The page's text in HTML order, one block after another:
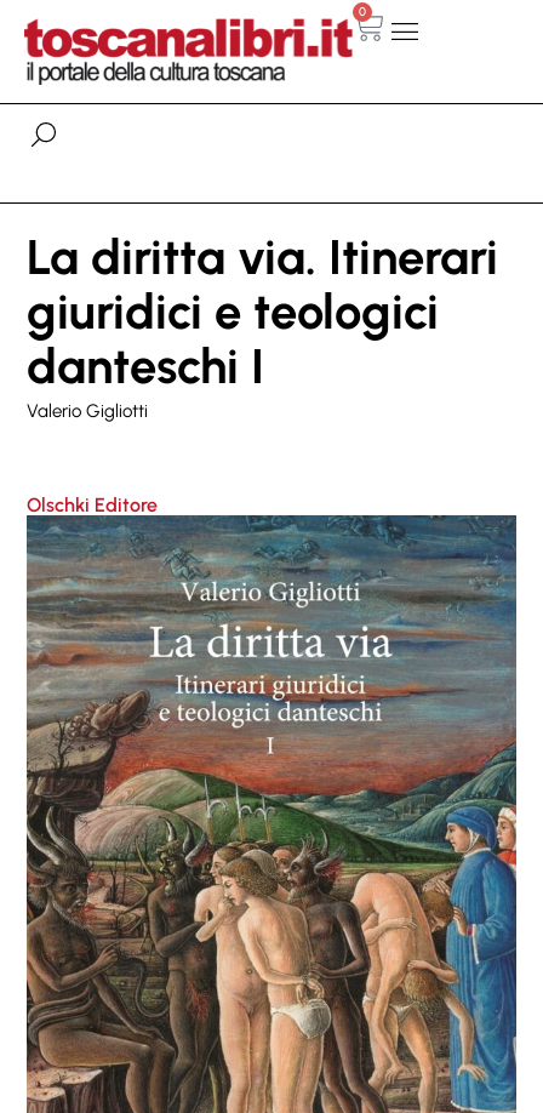
0
La diritta via. Itinerari
giuridici e teologici
danteschi I
Valerio Gigliotti
Olschki Editore